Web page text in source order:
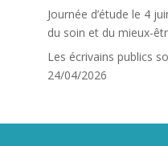
Journée d’étude le 4
du soin et du mieux-
Les écrivains publics
24/04/2026